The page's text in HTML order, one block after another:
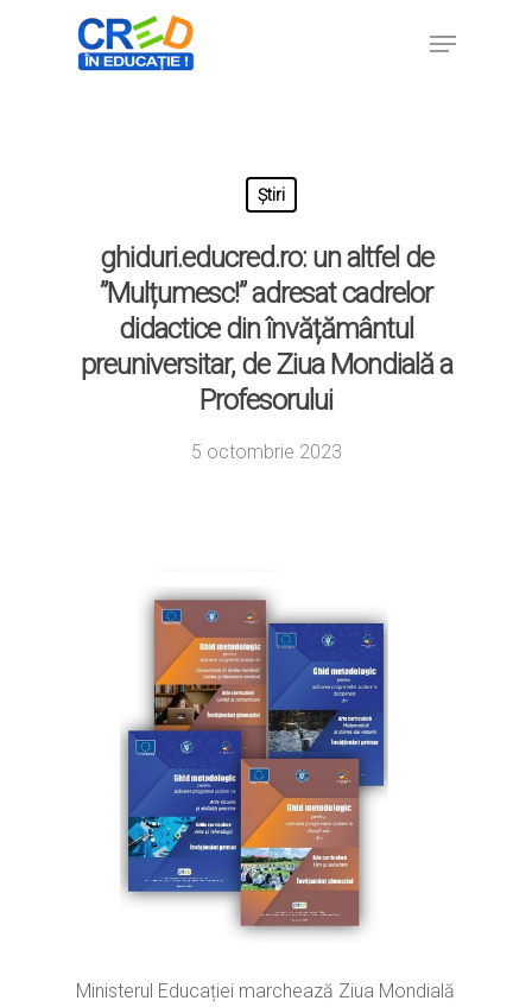
Știri
ghiduri.educred.ro: un altfel de
”Mulțumesc!” adresat cadrelor
didactice din învățământul
preuniversitar, de Ziua Mondială a
Profesorului
5 octombrie 2023
Ministerul Educației marchează Ziua Mondială